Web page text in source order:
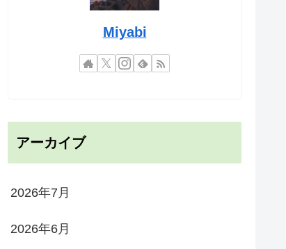
Miyabi
アーカイブ
2026年7月
2026年6月